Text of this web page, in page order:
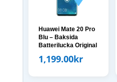
Huawei Mate 20 Pro
Blu – Baksida
Batterilucka Original
1,199.00kr